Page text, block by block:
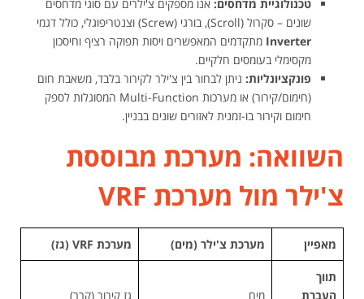
טכנולוגיית מדחסים: אנו מספקים צ'ילרים עם סוגי מדחסים
שונים – סקרול (Scroll), בורגי (Screw) וצנטריפוגלי, כולל דגמי
Inverter מתקדמים המאפשרים ויסות תפוקה רציף וחיסכון
מקסימלי בעומסים חלקיים.
פונקציונליות: ניתן לבחור בין צ'ילר לקירור בלבד, משאבת חום
(חימום/קירור) או מערכות Multi-Function המסוגלות לספק
חימום וקירור בו-זמנית לאזורים שונים בבניין.
השוואה: מערכת מבוססת
צ'ילר מול מערכת VRF
מאפיין מערכת צ'ילר (מים) מערכת VRF (גז)
תווך
העברת
מים גז קירור (קרר)